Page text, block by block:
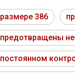
размере 386
предотвращены
постоянном